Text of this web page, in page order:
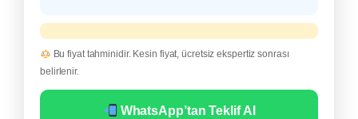
Bu fiyat tahminidir. Kesin fiyat, ücretsiz ekspertiz sonrası
belirlenir.
WhatsApp’tan Teklif Al